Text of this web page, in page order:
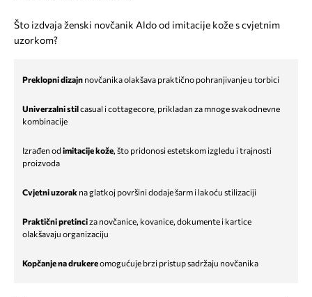
Što izdvaja ženski novčanik Aldo od imitacije kože s cvjetnim
uzorkom?
Preklopni dizajn novčanika olakšava praktično pohranjivanje u torbici
Univerzalni stilcasual i cottagecore, prikladan za mnoge svakodnevne
kombinacije
Izrađen od imitacije kože, što pridonosi estetskom izgledu i trajnosti
proizvoda
Cvjetni uzorak na glatkoj površini dodaje šarm i lakoću stilizaciji
Praktični pretinciza novčanice, kovanice, dokumente i kartice
olakšavaju organizaciju
Kopčanje na drukereomogućuje brzi pristup sadržaju novčanika